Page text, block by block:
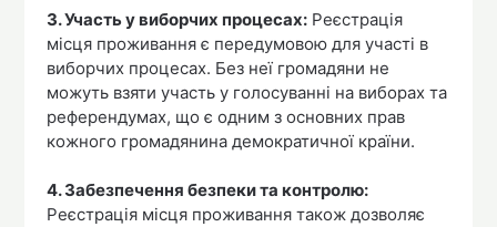
3. Участь у виборчих процесах: Реєстрація
місця проживання є передумовою для участі в
виборчих процесах. Без неї громадяни не
можуть взяти участь у голосуванні на виборах та
референдумах, що є одним з основних прав
кожного громадянина демократичної країни.
4. Забезпечення безпеки та контролю:
Реєстрація місця проживання також дозволяє